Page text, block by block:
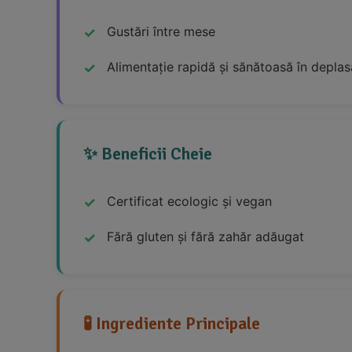
Gustări între mese
Alimentație rapidă și sănătoasă în
✨ Beneficii Cheie
Certificat ecologic și vegan
Fără gluten și fără zahăr adăugat
🧪 Ingrediente Principale